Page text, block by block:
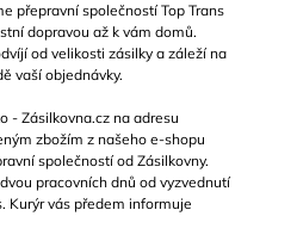
přepravní společností Top Trans
dopravou až k vám domů.
od velikosti zásilky a záleží na
vaší objednávky.
- Zásilkovna.cz na adresu
zbožím z našeho e-shopu
společností od Zásilkovny.
pracovních dnů od vyzvednutí
Kurýr vás předem informuje